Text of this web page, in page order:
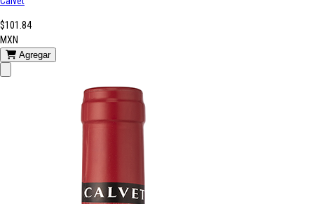
$101.84
MXN
Agregar